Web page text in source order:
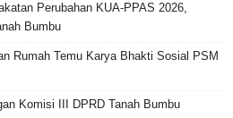
Perubahan KUA-PPAS 2026,
Bumbu
Rumah Temu Karya Bhakti Sosial PSM
Komisi III DPRD Tanah Bumbu